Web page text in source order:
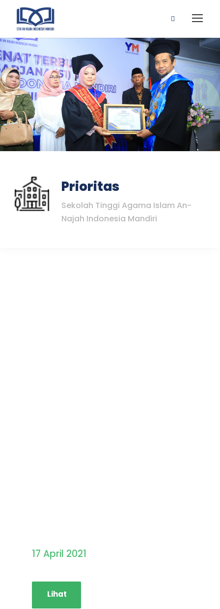
Prioritas
Sekolah Tinggi Agama Islam An-
Najah Indonesia Mandiri
17 April 2021
Lihat